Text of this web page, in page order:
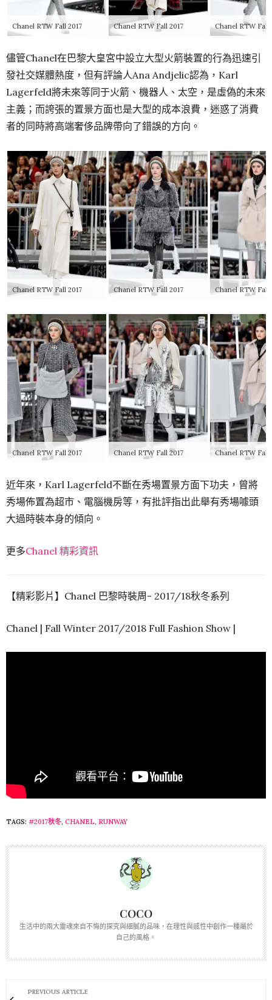
Chanel RTW Fall 2017 Chanel RTW Fall 2017 Chanel RTW Fall
儘管Chanel在巴黎大皇宮中設立大型火箭裝置的行為迅速引
發社交媒體熱度，但有評論人Ana Andjelic認為，Karl
Lagerfeld將未來等同于火箭、機器人、太空，是虛偽的未來
主義；而誇張的置景方面也是大型的成本浪費，迷惑了消費
者的同時將高端奢侈品牌帶向了錯誤的方向。
Chanel RTW Fall 2017 Chanel RTW Fall 2017 Chanel RTW Fall
Chanel RTW Fall 2017 Chanel RTW Fall 2017 Chanel RTW Fall
近年來，Karl Lagerfeld不斷在秀場置景方面下功夫，曾將
秀場佈置為超市、電腦機房等，有批評指出此舉有秀場噱頭
大過時裝本身的傾向。
更多Chanel 精彩資訊
【精彩影片】Chanel 巴黎時裝周- 2017/18秋冬系列
Chanel | Fall Winter 2017/2018 Full Fashion Show |
TAGS: #2017秋冬, CHANEL, RUNWAY
COCO
生活中的兩大靈魂來自不悔的探究與細膩的品味，在理性與感性中創作一種屬於
自己的風格。
PREVIOUS ARTICLE